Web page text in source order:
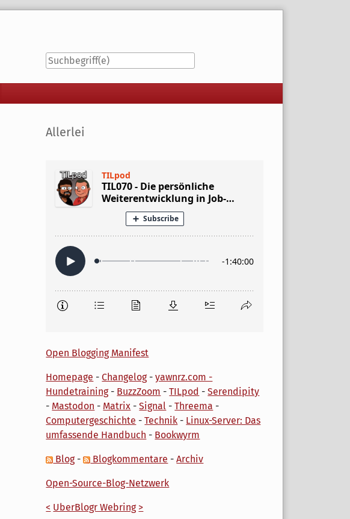
Seitenleiste
Allerlei
Open Blogging Manifest
Homepage -Changelog-yawnrz.com -
Hundetraining- BuzzZoom -TILpod -Serendipity
- Mastodon - Matrix -Signal -Threema -
Computergeschichte -Technik - Linux-Server: Das
umfassende Handbuch - Bookwyrm
Blog- Blogkommentare -Archiv
Open-Source-Blog-Netzwerk
< UberBlogr Webring >